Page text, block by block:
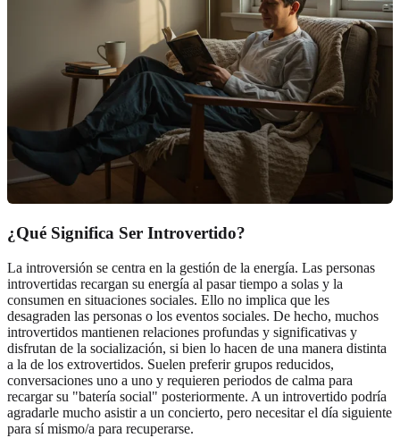
¿Qué Significa Ser Introvertido?
La introversión se centra en la gestión de la energía. Las personas
introvertidas recargan su energía al pasar tiempo a solas y la
consumen en situaciones sociales. Ello no implica que les
desagraden las personas o los eventos sociales. De hecho, muchos
introvertidos mantienen relaciones profundas y significativas y
disfrutan de la socialización, si bien lo hacen de una manera distinta
a la de los extrovertidos. Suelen preferir grupos reducidos,
conversaciones uno a uno y requieren periodos de calma para
recargar su "batería social" posteriormente. A un introvertido podría
agradarle mucho asistir a un concierto, pero necesitar el día siguiente
para sí mismo/a para recuperarse.